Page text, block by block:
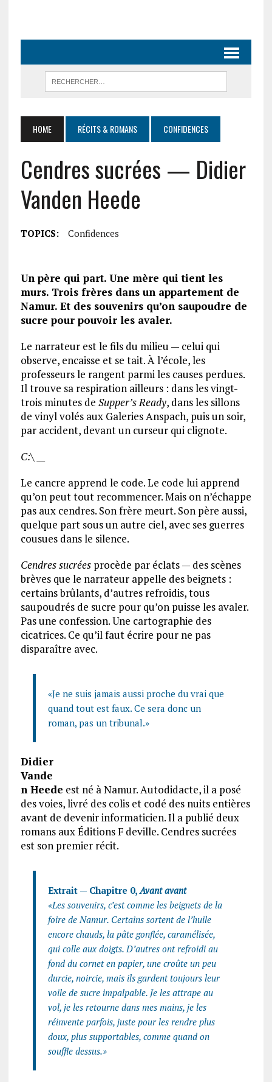
HOME RÉCITS & ROMANS CONFIDENCES
Cendres sucrées — Didier
Vanden Heede
TOPICS: Confidences
Un père qui part. Une mère qui tient les
murs. Trois frères dans un appartement de
Namur. Et des souvenirs qu’on saupoudre de
sucre pour pouvoir les avaler.
Le narrateur est le fils du milieu — celui qui
observe, encaisse et se tait. À l’école, les
professeurs le rangent parmi les causes perdues.
Il trouve sa respiration ailleurs : dans les vingt-
trois minutes de Supper’s Ready, dans les sillons
de vinyl volés aux Galeries Anspach, puis un soir,
par accident, devant un curseur qui clignote.
C:\ __
Le cancre apprend le code. Le code lui apprend
qu’on peut tout recommencer. Mais on n’échappe
pas aux cendres. Son frère meurt. Son père aussi,
quelque part sous un autre ciel, avec ses guerres
cousues dans le silence.
Cendres sucréesprocède par éclats — des scènes
brèves que le narrateur appelle des beignets :
certains brûlants, d’autres refroidis, tous
saupoudrés de sucre pour qu’on puisse les avaler.
Pas une confession. Une cartographie des
cicatrices. Ce qu’il faut écrire pour ne pas
disparaître avec.
«Je ne suis jamais aussi proche du vrai que
quand tout est faux. Ce sera donc un
roman, pas un tribunal.»
Didier
Vande
n Heede est né à Namur. Autodidacte, il a posé
des voies, livré des colis et codé des nuits entières
avant de devenir informaticien. Il a publié deux
romans aux Éditions F deville. Cendres sucrées
est son premier récit.
Extrait — Chapitre 0,Avant avant
«Les souvenirs, c’est comme les beignets de la
foire de Namur. Certains sortent de l’huile
encore chauds, la pâte gonflée, caramélisée,
qui colle aux doigts. D’autres ont refroidi au
fond du cornet en papier, une croûte un peu
durcie, noircie, mais ils gardent toujours leur
voile de sucre impalpable. Je les attrape au
vol, je les retourne dans mes mains, je les
réinvente parfois, juste pour les rendre plus
doux, plus supportables, comme quand on
souffle dessus.»